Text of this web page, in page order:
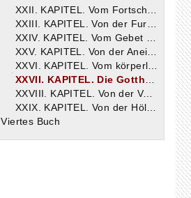
XXVIII. KAPITEL. Von der Vergänglichkeit und Vernichtung.
Viertes Buch